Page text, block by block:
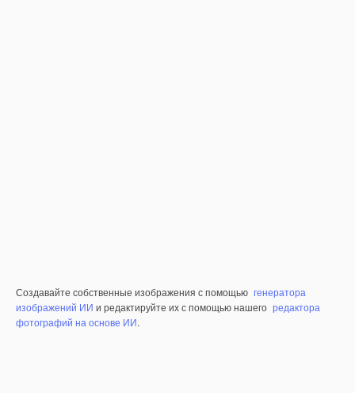
Создавайте собственные изображения с помощью генератора
изображений ИИ и редактируйте их с помощью нашего редактора
фотографий на основе ИИ.